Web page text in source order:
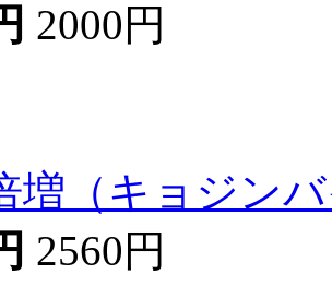
2000円
増（キョジン
2560円